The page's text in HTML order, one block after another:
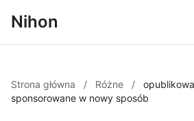
Nihon
Strona główna / Różne /
sponsorowane w nowy sposób